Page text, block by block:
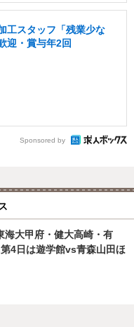
工スタッフ「残業少な
迎・賞与年2回
Sponsored by
海大甲府・健大高崎・有
4日は遊学館vs青森山田ほ